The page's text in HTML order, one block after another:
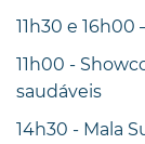
11h30 e
11h00 -
saudáveis
14h30 - Mala